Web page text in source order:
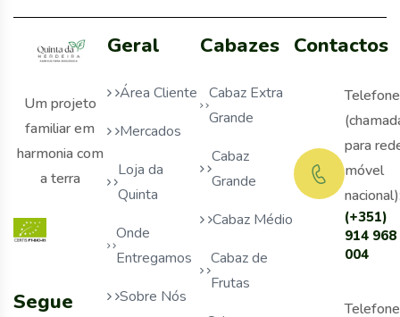
Um projeto
familiar em
harmonia com
a terra
Segue
Geral
Área Cliente
Mercados
Loja da
Quinta
Onde
Entregamos
Sobre Nós
Cabazes
Cabaz Extra
Grande
Cabaz
Grande
Cabaz Médio
Cabaz de
Frutas
Contactos
(+351)
914 968
004
Telefone
para
móvel
Telefone